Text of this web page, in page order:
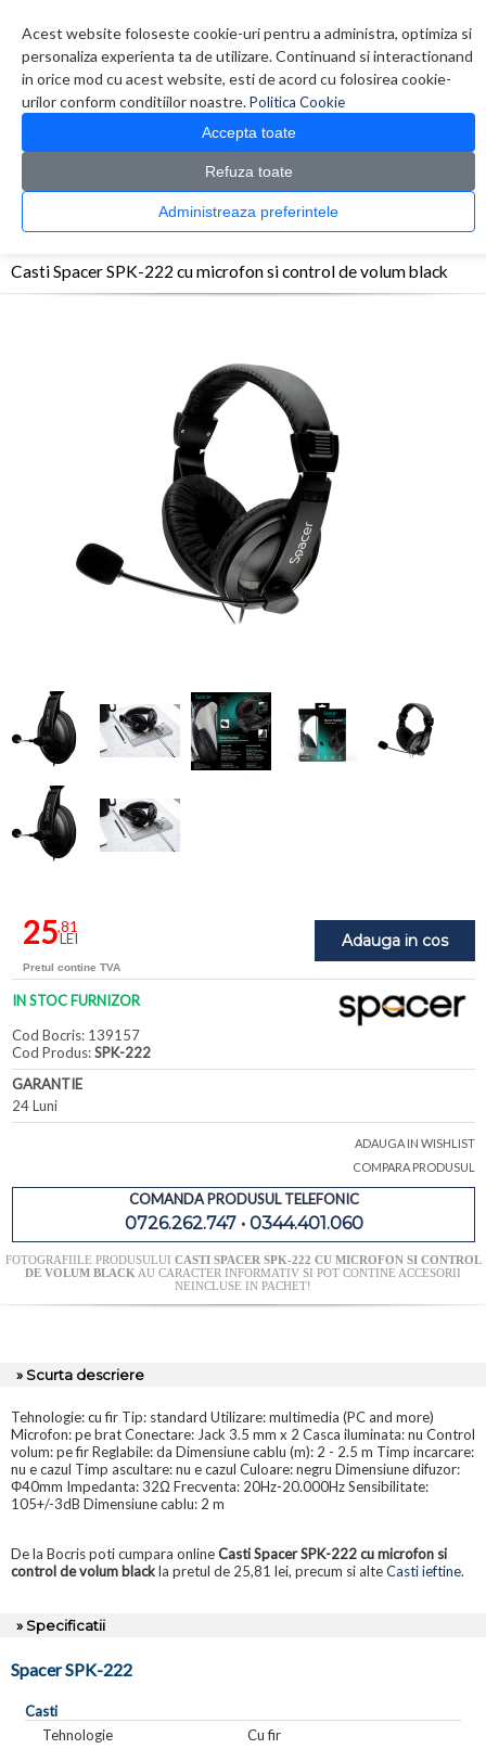
Acest website foloseste cookie-uri pentru a administra, optimiza si
personaliza experienta ta de utilizare. Continuand si interactionand
in orice mod cu acest website, esti de acord cu folosirea cookie-
urilor conform conditiilor noastre.Politica Cookie
Accepta toate
Refuza toate
Administreaza preferintele
0 produs(e)
CATALOG PRODUSE
> Casti > Casti Spacer SPK-222 cu microfon si control de
Casti Spacer SPK-222 cu microfon si control de volum black
Adauga in cos
25,81
LEI
Pretul contine TVA
IN STOC FURNIZOR
Cod Bocris: 139157
Cod Produs:SPK-222
GARANTIE
24 Luni
ADAUGA IN WISHLIST
COMPARA PRODUSUL
COMANDA PRODUSUL TELEFONIC
0726.262.747 • 0344.401.060
FOTOGRAFIILE PRODUSULUI CASTI SPACER SPK-222 CU MICROFON SI CONTROL
DE VOLUM BLACK AU CARACTER INFORMATIV SI POT CONTINE ACCESORII
NEINCLUSE IN PACHET!
» Scurta descriere
Tehnologie: cu fir Tip: standard Utilizare: multimedia (PC and more)
Microfon: pe brat Conectare: Jack 3.5 mm x 2 Casca iluminata: nu Control
volum: pe fir Reglabile: da Dimensiune cablu (m): 2 - 2.5 m Timp incarcare:
nu e cazul Timp ascultare: nu e cazul Culoare: negru Dimensiune difuzor:
Φ40mm Impedanta: 32Ω Frecventa: 20Hz-20.000Hz Sensibilitate:
105+/-3dB Dimensiune cablu: 2 m
De la Bocris poti cumpara onlineCasti Spacer SPK-222 cu microfon si
control de volum blackla pretul de 25,81 lei, precum si alteCasti ieftine.
» Specificatii
Spacer SPK-222
Casti
Tehnologie
Cu fir